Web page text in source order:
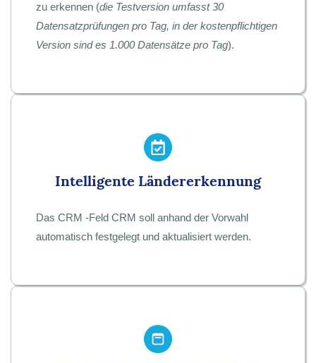
zu erkennen (die Testversion umfasst 30
Datensatzprüfungen pro Tag, in der kostenpflichtigen
Version sind es 1.000 Datensätze pro Tag).
Intelligente Ländererkennung
Das CRM -Feld CRM soll anhand der Vorwahl
automatisch festgelegt und aktualisiert werden.